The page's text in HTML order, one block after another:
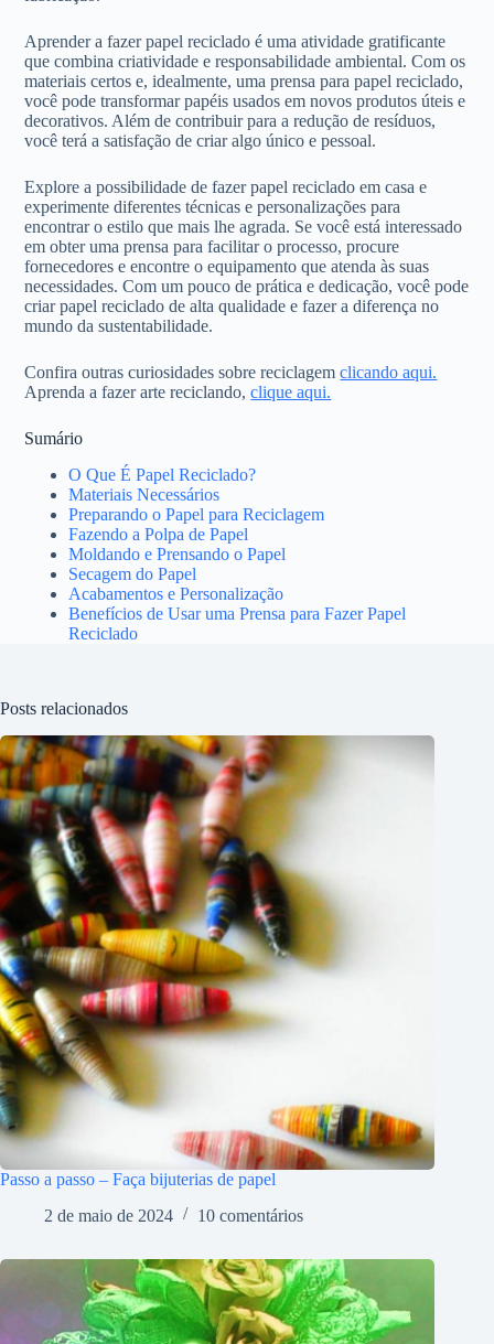
Aprender a fazer papel reciclado é uma atividade gratificante
que combina criatividade e responsabilidade ambiental. Com os
materiais certos e, idealmente, uma prensa para papel reciclado,
você pode transformar papéis usados em novos produtos úteis e
decorativos. Além de contribuir para a redução de resíduos,
você terá a satisfação de criar algo único e pessoal.
Explore a possibilidade de fazer papel reciclado em casa e
experimente diferentes técnicas e personalizações para
encontrar o estilo que mais lhe agrada. Se você está interessado
em obter uma prensa para facilitar o processo, procure
fornecedores e encontre o equipamento que atenda às suas
necessidades. Com um pouco de prática e dedicação, você pode
criar papel reciclado de alta qualidade e fazer a diferença no
mundo da sustentabilidade.
Confira outras curiosidades sobre reciclagemclicando aqui.
Aprenda a fazer arte reciclando,clique aqui.
Sumário
O Que É Papel Reciclado?
Materiais Necessários
Preparando o Papel para Reciclagem
Fazendo a Polpa de Papel
Moldando e Prensando o Papel
Secagem do Papel
Acabamentos e Personalização
Benefícios de Usar uma Prensa para Fazer Papel
Reciclado
Posts relacionados
Passo a passo – Faça bijuterias de papel
2 de maio de 2024
10 comentários